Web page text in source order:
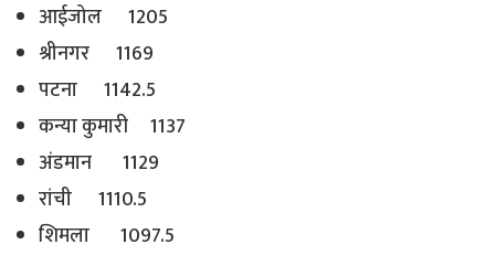
आईजोल 1205
श्रीनगर 1169
पटना 1142.5
कन्या कुमारी 1137
अंडमान 1129
रांची 1110.5
शिमला 1097.5